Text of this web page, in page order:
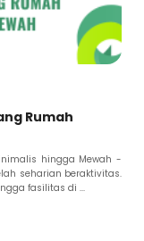
Rumah
hingga Mewah -
seharian beraktivitas.
fasilitas di ...